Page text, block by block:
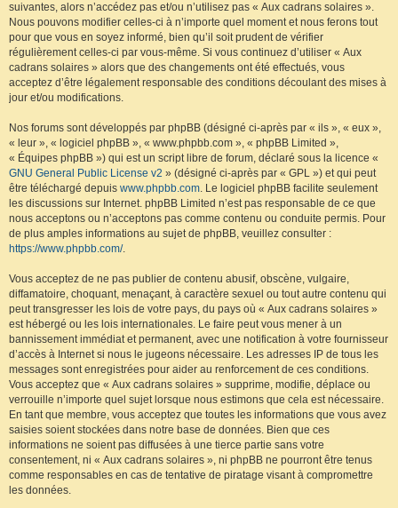
suivantes, alors n’accédez pas et/ou n’utilisez pas « Aux cadrans solaires ».
Nous pouvons modifier celles-ci à n’importe quel moment et nous ferons tout
pour que vous en soyez informé, bien qu’il soit prudent de vérifier
régulièrement celles-ci par vous-même. Si vous continuez d’utiliser « Aux
cadrans solaires » alors que des changements ont été effectués, vous
acceptez d’être légalement responsable des conditions découlant des mises à
jour et/ou modifications.
Nos forums sont développés par phpBB (désigné ci-après par « ils », « eux »,
« leur », « logiciel phpBB », « www.phpbb.com », « phpBB Limited »,
« Équipes phpBB ») qui est un script libre de forum, déclaré sous la licence «
GNU General Public License v2 » (désigné ci-après par « GPL ») et qui peut
être téléchargé depuis www.phpbb.com. Le logiciel phpBB facilite seulement
les discussions sur Internet. phpBB Limited n’est pas responsable de ce que
nous acceptons ou n’acceptons pas comme contenu ou conduite permis. Pour
de plus amples informations au sujet de phpBB, veuillez consulter :
https://www.phpbb.com/.
Vous acceptez de ne pas publier de contenu abusif, obscène, vulgaire,
diffamatoire, choquant, menaçant, à caractère sexuel ou tout autre contenu qui
peut transgresser les lois de votre pays, du pays où « Aux cadrans solaires »
est hébergé ou les lois internationales. Le faire peut vous mener à un
bannissement immédiat et permanent, avec une notification à votre fournisseur
d’accès à Internet si nous le jugeons nécessaire. Les adresses IP de tous les
messages sont enregistrées pour aider au renforcement de ces conditions.
Vous acceptez que « Aux cadrans solaires » supprime, modifie, déplace ou
verrouille n’importe quel sujet lorsque nous estimons que cela est nécessaire.
En tant que membre, vous acceptez que toutes les informations que vous avez
saisies soient stockées dans notre base de données. Bien que ces
informations ne soient pas diffusées à une tierce partie sans votre
consentement, ni « Aux cadrans solaires », ni phpBB ne pourront être tenus
comme responsables en cas de tentative de piratage visant à compromettre
les données.